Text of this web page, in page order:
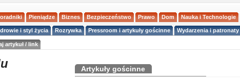
Pieniądze Biznes Bezpieczeństwo Prawo Dom Nauka i Technologie
i styl życia Rozrywka Pressroom i artykuły gościnne Wydarzenia i patronaty
artykuł / link
Artykuły gościnne